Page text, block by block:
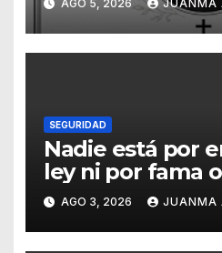
AGO 5, 2026 JUANMA
SEGURIDAD
Nadie está por
ley ni por fama
afirmó titular de
AGO 3, 2026 JUANMA